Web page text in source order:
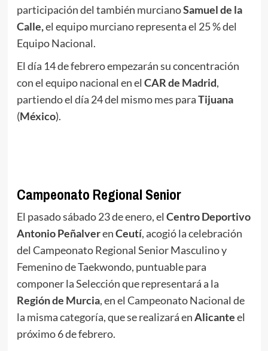
participación del también murcianoSamuel de la
Calle,el equipo murciano representa el 25 % del
Equipo Nacional.
El día 14 de febrero empezarán su concentración
con el equipo nacional en el CAR de Madrid,
partiendo el día 24 del mismo mes paraTijuana
(México).
Campeonato Regional Senior
El pasado sábado 23 de enero, el Centro Deportivo
Antonio PeñalverenCeutí, acogió la celebración
del Campeonato Regional Senior Masculino y
Femenino de Taekwondo, puntuable para
componer la Selección que representará a la
Región de Murcia, en el Campeonato Nacional de
la misma categoría, que se realizará enAlicanteel
próximo 6 de febrero.